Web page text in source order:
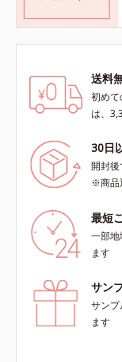
送料
初め
は、
30日
開封
※商品
最短
一部
ます
サン
サン
ます